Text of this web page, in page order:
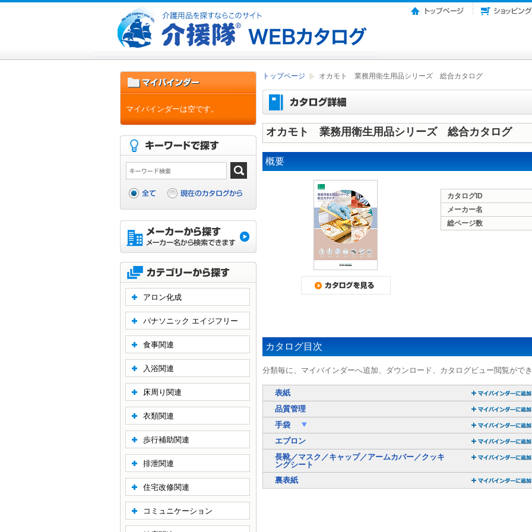
トップページ オカモト 業務用衛生用品シリーズ 総合カタログ
オカモト 業務用衛生用品シリーズ 総合カタログ
概要
カタログID
メーカー名
総ページ数
カタログ目次
分類毎に、マイバインダーへ追加、ダウンロード、カタログビュー閲覧がで
表紙
品質管理
手袋
エプロン
長靴／マスク／キャップ／アームカバー／クッキ
ングシート
裏表紙
マイバインダーは空です。
アロン化成
パナソニック エイジフリー
食事関連
入浴関連
床周り関連
衣類関連
歩行補助関連
排泄関連
住宅改修関連
コミュニケーション